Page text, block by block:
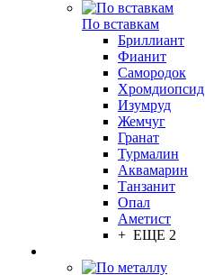
По вставкам
Бриллиант
Фианит
Самородок
Хромдиопсид
Изумруд
Жемчуг
Гранат
Турмалин
Аквамарин
Танзанит
Опал
Аметист
+ ЕЩЕ 2